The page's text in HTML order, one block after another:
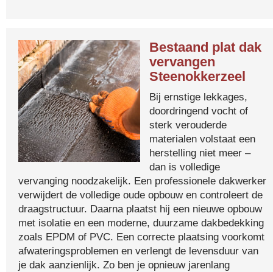
Bestaand plat dak
vervangen
Steenokkerzeel
Bij ernstige lekkages,
doordringend vocht of
sterk verouderde
materialen volstaat een
herstelling niet meer –
dan is volledige
vervanging noodzakelijk. Een professionele dakwerker
verwijdert de volledige oude opbouw en controleert de
draagstructuur. Daarna plaatst hij een nieuwe opbouw
met isolatie en een moderne, duurzame dakbedekking
zoals EPDM of PVC. Een correcte plaatsing voorkomt
afwateringsproblemen en verlengt de levensduur van
je dak aanzienlijk. Zo ben je opnieuw jarenlang